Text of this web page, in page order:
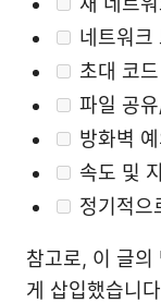
네트워크
초대 코
파일 공
방화벽
속도 및
정기적으
참고로, 이 글의
게 삽입했습니